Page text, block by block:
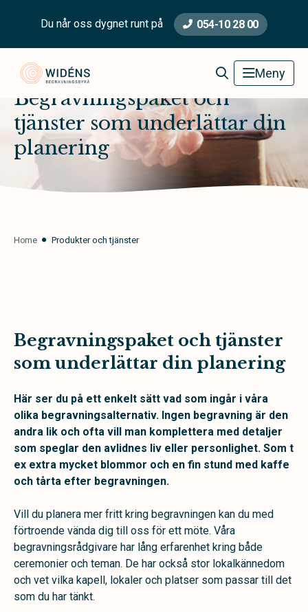
Du når oss dygnet runt på 054-10 28 00
Widéns Begravningsbyrå Meny
Begravningspaket och
tjänster som underlättar din
planering
Home Produkter och tjänster
Begravningspaket och tjänster
som underlättar din planering
Här ser du på ett enkelt sätt vad som ingår i våra
olika begravningsalternativ. Ingen begravning är den
andra lik och ofta vill man komplettera med detaljer
som speglar den avlidnes liv eller personlighet. Som t
ex extra mycket blommor och en fin stund med kaffe
och tårta efter begravningen.
Vill du planera mer fritt kring begravningen kan du med
förtroende vända dig till oss för ett möte. Våra
begravningsrådgivare har lång erfarenhet kring både
ceremonier och teman. De har också stor lokalkännedom
och vet vilka kapell, lokaler och platser som passar till det
som du har tänkt.